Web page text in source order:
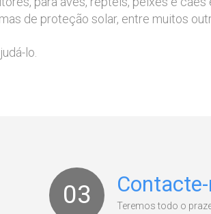
de proteção solar, entre muitos
lo.
03
Teremos todo o